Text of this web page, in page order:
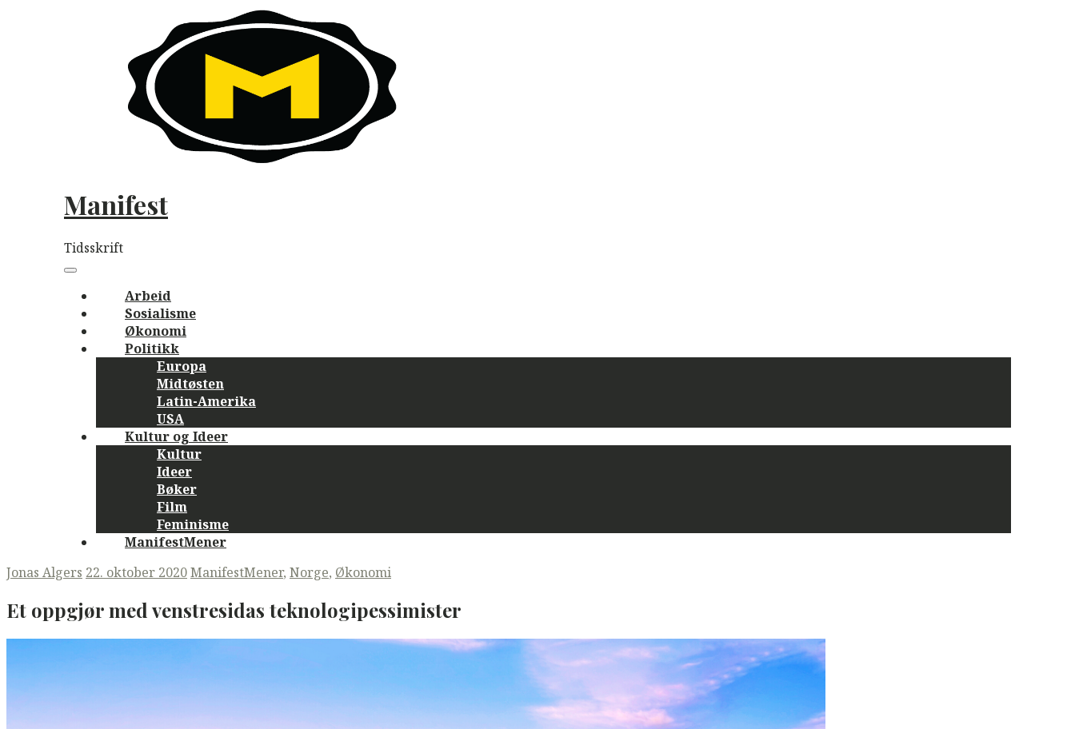
Manifest
Tidsskrift
navigation
Menu
Arbeid
Sosialisme
Økonomi
Politikk
Europa
Midtøsten
Latin-Amerika
USA
Kultur og Ideer
Kultur
Ideer
Bøker
Film
Feminisme
ManifestMener
Jonas Algers 22. oktober 2020ManifestMener, Norge, Økonomi
Et oppgjør med venstresidas teknologipessimister